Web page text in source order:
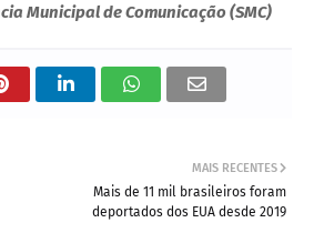
Municipal de Comunicação (SMC)
MAIS RECENTES
Mais de 11 mil brasileiros foram
deportados dos EUA desde 2019